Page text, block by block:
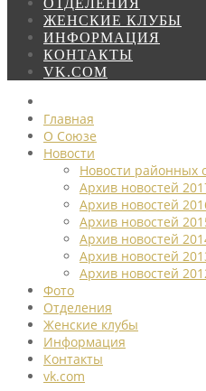
ОТДЕЛЕНИЯ
ЖЕНСКИЕ КЛУБЫ
ИНФОРМАЦИЯ
КОНТАКТЫ
VK.COM
Главная
О Союзе
Новости
Новости районных
Архив новостей
Архив новостей
Архив новостей
Архив новостей
Архив новостей
Архив новостей
Фото
Отделения
Женские клубы
Информация
Контакты
vk.com